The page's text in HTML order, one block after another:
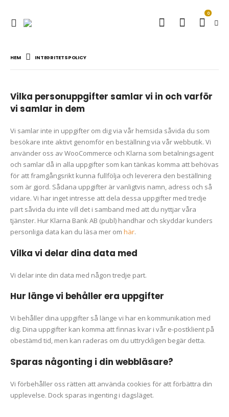
0
HEM INTEGRITETSPOLICY
Vilka personuppgifter samlar vi in och varför
vi samlar in dem
Vi samlar inte in uppgifter om dig via vår hemsida såvida du som
besökare inte aktivt genomför en beställning via vår webbutik. Vi
använder oss av WooCommerce och Klarna som betalningsagent
och samlar då in alla uppgifter som kan tänkas komma att behövas
för att framgångsrikt kunna fullfölja och leverera den beställning
som är gjord. Sådana uppgifter är vanligtvis namn, adress och så
vidare. Vi har inget intresse att dela dessa uppgifter med tredje
part såvida du inte vill det i samband med att du nyttjar våra
tjänster. Hur Klarna Bank AB (publ) handhar och skyddar kunders
personliga data kan du läsa mer om här.
Vilka vi delar dina data med
Vi delar inte din data med någon tredje part.
Hur länge vi behåller era uppgifter
Vi behåller dina uppgifter så länge vi har en kommunikation med
dig. Dina uppgifter kan komma att finnas kvar i vår e-postklient på
obestämd tid, men kan raderas om du uttryckligen begär detta.
Sparas någonting i din webbläsare?
Vi förbehåller oss rätten att använda cookies för att förbättra din
upplevelse. Dock sparas ingenting i dagsläget.